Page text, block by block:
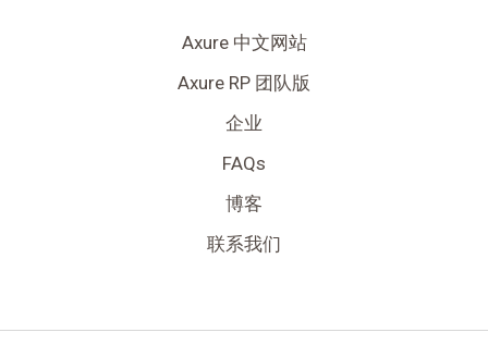
Axure 中文网站
Axure RP 团队版
企业
FAQs
博客
联系我们